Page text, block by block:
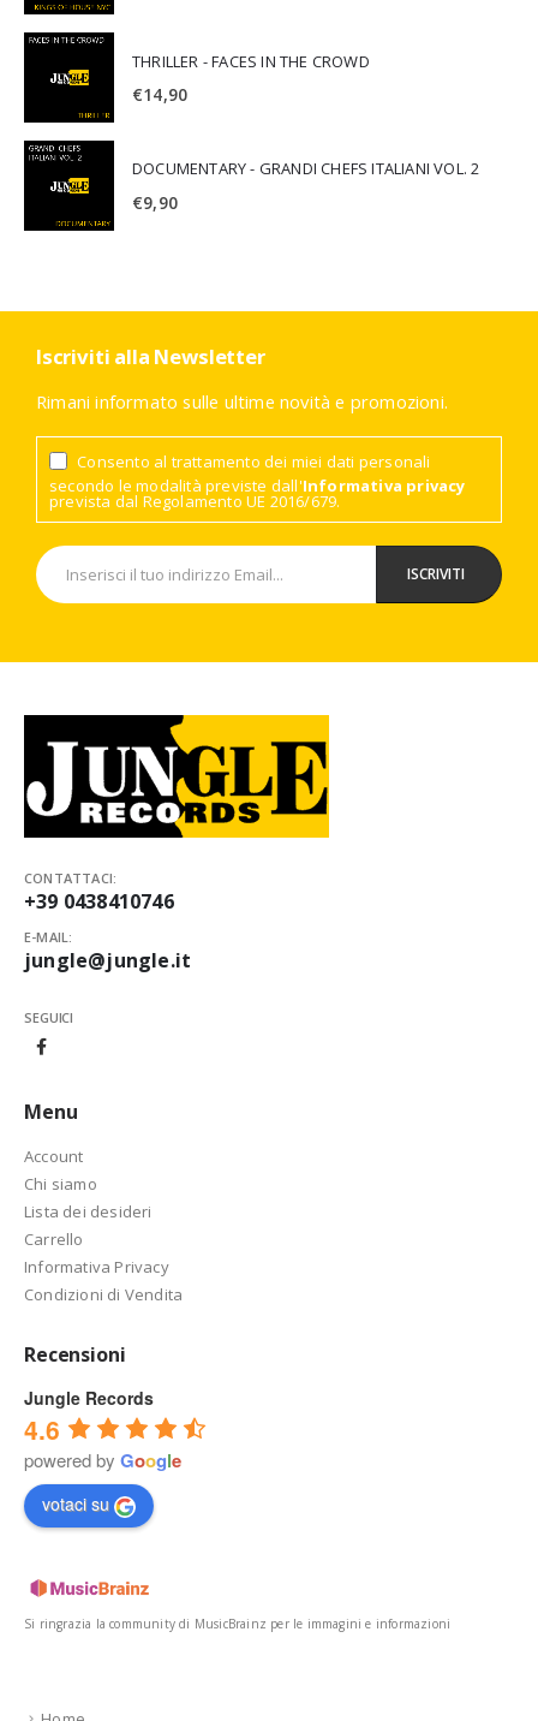
THRILLER - FACES IN THE CROWD
€14,90
DOCUMENTARY - GRANDI CHEFS ITALIANI VOL. 2
€9,90
Iscriviti alla Newsletter
Rimani informato sulle ultime novità e promozioni.
Consento al trattamento dei miei dati personali
secondo le modalità previste dall'Informativa privacy
prevista dal Regolamento UE 2016/679.
CONTATTACI:
+39 0438410746
E-MAIL:
jungle@jungle.it
SEGUICI
Menu
Account
Chi siamo
Lista dei desideri
Carrello
Informativa Privacy
Condizioni di Vendita
Recensioni
Jungle Records
4.6
powered by Google
votaci su
Si ringrazia la community di MusicBrainz per le immagini e informazioni